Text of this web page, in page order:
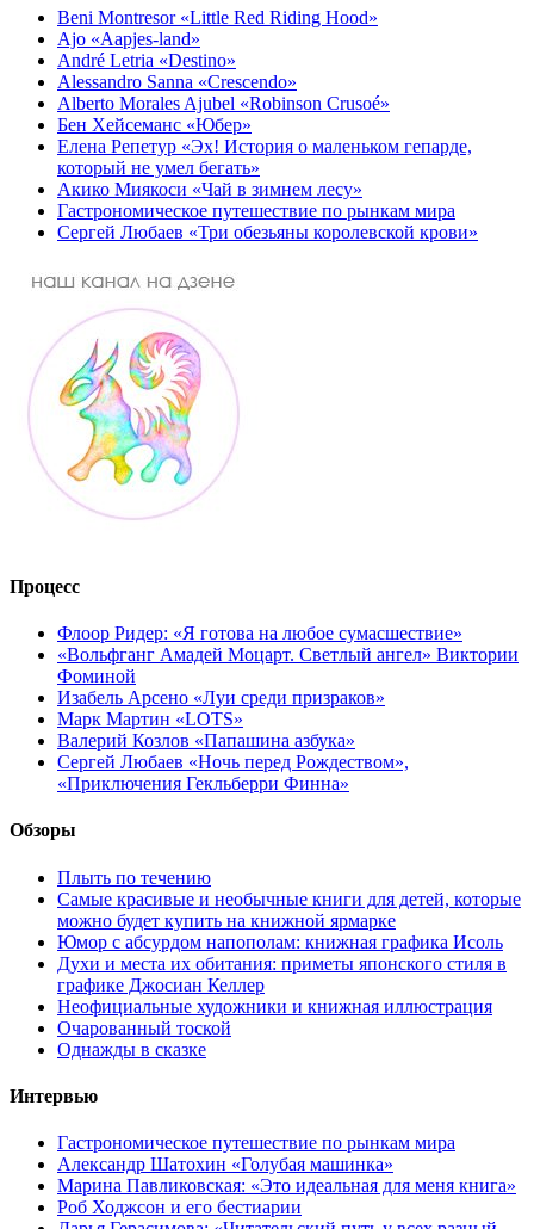
Beni Montresor «Little Red Riding Hood»
Ajo «Aapjes-land»
André Letria «Destino»
Alessandro Sanna «Crescendo»
Alberto Morales Ajubel «Robinson Crusoé»
Бен Хейсеманс «Юбер»
Елена Репетур «Эх! История о маленьком гепарде,
который не умел бегать»
Акико Миякоси «Чай в зимнем лесу»
Гастрономическое путешествие по рынкам мира
Сергей Любаев «Три обезьяны королевской крови»
Процесс
Флоор Ридер: «Я готова на любое сумасшествие»
«Вольфганг Амадей Моцарт. Светлый ангел» Виктории
Фоминой
Изабель Арсено «Луи среди призраков»
Марк Мартин «LOTS»
Валерий Козлов «Папашина азбука»
Сергей Любаев «Ночь перед Рождеством»,
«Приключения Гекльберри Финна»
Обзоры
Плыть по течению
Самые красивые и необычные книги для детей, которые
можно будет купить на книжной ярмарке
Юмор с абсурдом напополам: книжная графика Исоль
Духи и места их обитания: приметы японского стиля в
графике Джосиан Келлер
Неофициальные художники и книжная иллюстрация
Очарованный тоской
Однажды в сказке
Интервью
Гастрономическое путешествие по рынкам мира
Александр Шатохин «Голубая машинка»
Марина Павликовская: «Это идеальная для меня книга»
Роб Ходжсон и его бестиарии